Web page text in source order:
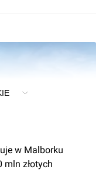
w Malborku
mln złotych